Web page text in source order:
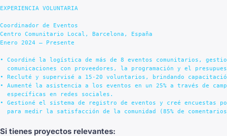
EXPERIENCIA VOLUNTARIA
Coordinador de Eventos
Centro Comunitario Local, Barcelona, España
Enero 2024 – Presente
• Coordiné la logística de más de 8 eventos comunitarios,
comunicaciones con proveedores, la programación y el
• Recluté y supervisé a 15-20 voluntarios, brindando
• Aumenté la asistencia a los eventos en un 25% a través de
  específicas en redes sociales.
• Gestioné el sistema de registro de eventos y creé encuestas
Si tienes proyectos relevantes: